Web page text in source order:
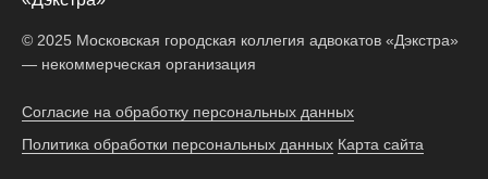
© 2025 Московская городская коллегия адвокатов «Дэкстра»
— некоммерческая организация
Согласие на обработку персональных данных
Политика обработки персональных данных Карта сайта